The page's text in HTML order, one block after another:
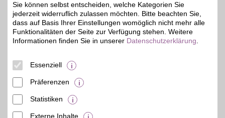
4%
- ELV ist ein
Elektronikversand, der
speziell in den Bereichen
Hausautomation,
Sicherheitstechnik,
Computer,
Sie können selbst entscheiden, welche Kategorien Sie
jederzeit widerruflich zulassen möchten. Bitte beachten Sie,
dass auf Basis Ihrer Einstellungen womöglich nicht mehr alle
Funktionalitäten der Seite zur Verfügung stehen. Weitere
Informationen finden Sie in unserer Datenschutzerklärung
Essenziell
Präferenzen
Statistiken
Externe Inhalte